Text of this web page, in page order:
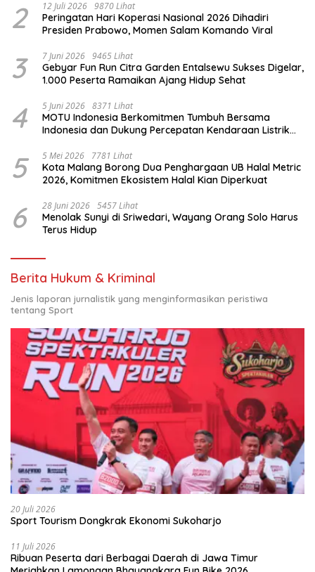
2 12 Juli 2026 9870 Lihat
Peringatan Hari Koperasi Nasional 2026 Dihadiri
Presiden Prabowo, Momen Salam Komando Viral
3 7 Juni 2026 9465 Lihat
Gebyar Fun Run Citra Garden Entalsewu Sukses Digelar,
1.000 Peserta Ramaikan Ajang Hidup Sehat
4 5 Juni 2026 8371 Lihat
MOTU Indonesia Berkomitmen Tumbuh Bersama
Indonesia dan Dukung Percepatan Kendaraan Listrik
5 5 Mei 2026 7781 Lihat
Kota Malang Borong Dua Penghargaan UB Halal Metric
2026, Komitmen Ekosistem Halal Kian Diperkuat
6 28 Juni 2026 5457 Lihat
Menolak Sunyi di Sriwedari, Wayang Orang Solo Harus
Terus Hidup
Berita Hukum & Kriminal
Jenis laporan jurnalistik yang menginformasikan peristiwa
tentang Sport
20 Juli 2026
Sport Tourism Dongkrak Ekonomi Sukoharjo
11 Juli 2026
Ribuan Peserta dari Berbagai Daerah di Jawa Timur